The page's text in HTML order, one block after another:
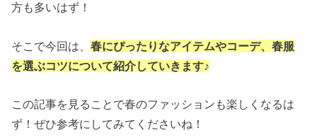
方も多いはず！
そこで今回は、春にぴったりなアイテムやコーデ、春服
を選ぶコツについて紹介していきます♪
この記事を見ることで春のファッションも楽しくなるは
ず！ぜひ参考にしてみてくださいね！